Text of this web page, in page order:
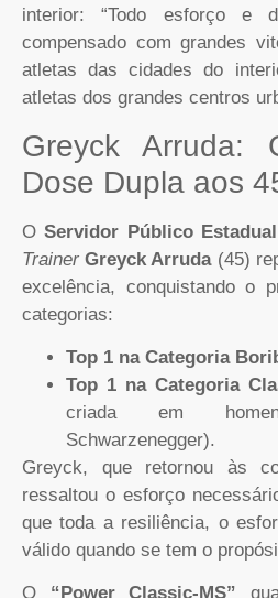
interior: “Todo esforço e
compensado com grandes
atletas das cidades do
atletas dos grandes centros
Greyck Arruda:
Dose Dupla aos
OServidor Público Estadual
Trainer Greyck Arruda(45)
excelência, conquistando o
categorias:
Top 1 na Categoria
Top 1 na Categoria
criada em
Schwarzenegger).
Greyck, que retornou às
ressaltou o esforço
que toda a resiliência, o
válido quando se tem o
O “Power Classic-MS”